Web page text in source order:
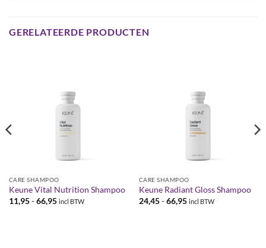
GERELATEERDE PRODUCTEN
CARE SHAMPOO
Keune Vital Nutrition Shampoo
11,95 - 66,95Prijsklasse:
incl BTW
CARE SHAMPOO
Keune Radiant Gloss Shampoo
24,45 - 66,95Prijsklasse:
incl BTW